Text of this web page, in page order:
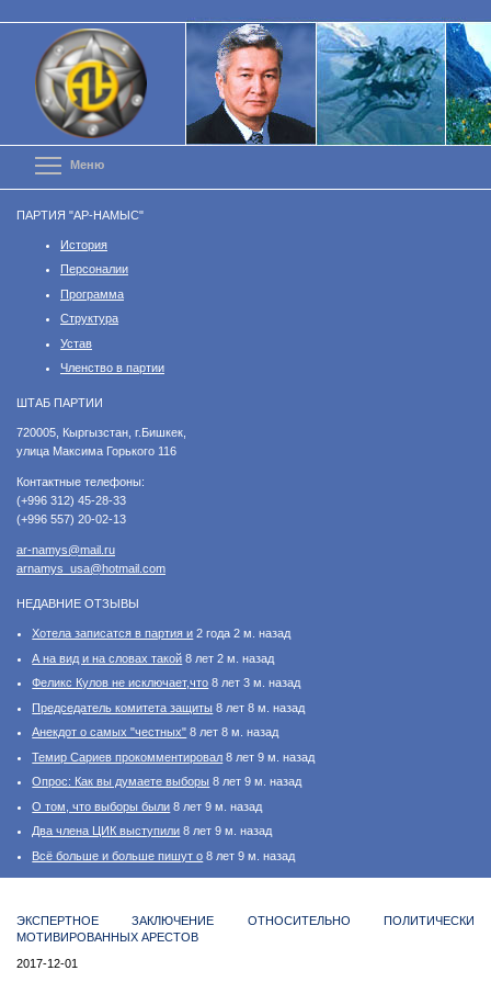
к
основному
содержанию
Меню
ПАРТИЯ "АР-НАМЫС"
История
Персоналии
Программа
Структура
Устав
Членство в партии
ШТАБ ПАРТИИ
​720005, Кыргызстан, г.Бишкек,
улица Максима Горького 116
Контактные телефоны:
(+996 312) 45-28-33
(+996 557) 20-02-13
ar-namys@mail.ru
arnamys_usa@hotmail.com
НЕДАВНИЕ ОТЗЫВЫ
Хотела записатся в партия и 2 года 2 м. назад
А на вид и на словах такой 8 лет 2 м. назад
Феликс Кулов не исключает,что 8 лет 3 м. назад
Председатель комитета защиты 8 лет 8 м. назад
Анекдот о самых "честных" 8 лет 8 м. назад
Темир Сариев прокомментировал 8 лет 9 м. назад
Опрос: Как вы думаете выборы 8 лет 9 м. назад
О том, что выборы были 8 лет 9 м. назад
Два члена ЦИК выступили 8 лет 9 м. назад
Всё больше и больше пишут о 8 лет 9 м. назад
ЭКСПЕРТНОЕ ЗАКЛЮЧЕНИЕ ОТНОСИТЕЛЬНО ПОЛИТИЧЕСКИ
МОТИВИРОВАННЫХ АРЕСТОВ
2017-12-01